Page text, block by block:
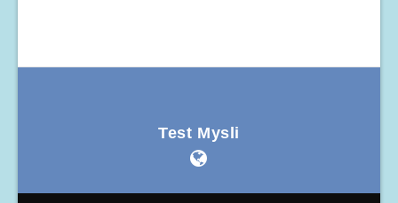
Test Mysli